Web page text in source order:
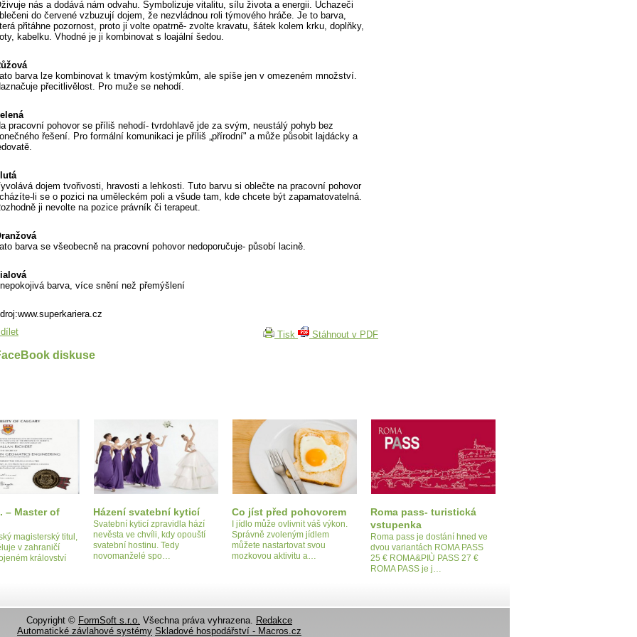
nás a dodává nám odvahu. Symbolizuje vitalitu, sílu života a energii. Uchazeči
do červené vzbuzují dojem, že nezvládnou roli týmového hráče. Je to barva,
přitáhne pozornost, proto ji volte opatrně- zvolte kravatu, šátek kolem krku, doplňky,
kabelku. Vhodné je ji kombinovat s loajální šedou.
barva lze kombinovat k tmavým kostýmkům, ale spíše jen v omezeném množství.
přecitlivělost. Pro muže se nehodí.
pracovní pohovor se příliš nehodí- tvrdohlavě jde za svým, neustálý pohyb bez
řešení. Pro formální komunikaci je příliš „přírodní" a může působit lajdácky a
dojem tvořivosti, hravosti a lehkosti. Tuto barvu si oblečte na pracovní pohovor
li se o pozici na uměleckém poli a všude tam, kde chcete být zapamatovatelná.
ji nevolte na pozice právník či terapeut.
barva se všeobecně na pracovní pohovor nedoporučuje- působí lacině.
barva, více snění než přemýšlení
Tisk Stáhnout v PDF
diskuse
– Master of
magisterský titul,
v zahraničí
království
Házení svatební kyticí
Svatební kyticí zpravidla hází
nevěsta ve chvíli, kdy opouští
svatební hostinu. Tedy
novomanželé spo…
Co jíst před pohovorem
I jídlo může ovlivnit váš výkon.
Správně zvoleným jídlem
můžete nastartovat svou
mozkovou aktivitu a…
Roma pass- turistická
vstupenka
Roma pass je dostání hned ve
dvou variantách ROMA PASS
25 € ROMA&PIÙ PASS 27 €
ROMA PASS je j…
Copyright © FormSoft s.r.o. Všechna práva vyhrazena.
Redakce
Automatické závlahové systémy Skladové hospodářství - Macros.cz